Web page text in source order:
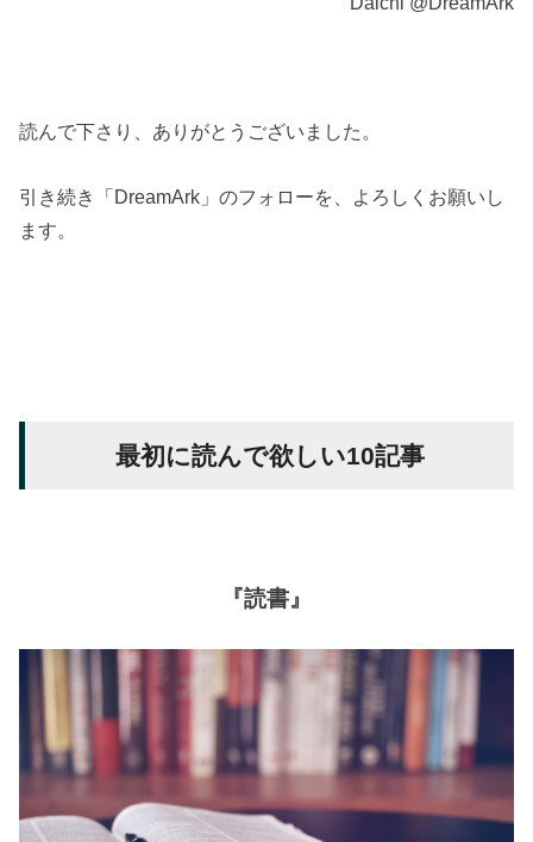
読んで下さり、ありがとうございました。
引き続き「DreamArk」のフォローを、よろしくお願いし
ます。
最初に読んで欲しい10記事
『読書』